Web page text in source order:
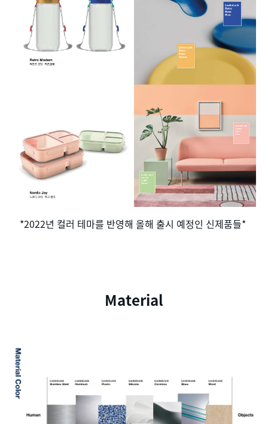
*2022년 컬러 테마를 반영해 올해 출시 예정인 신제품들*
Material